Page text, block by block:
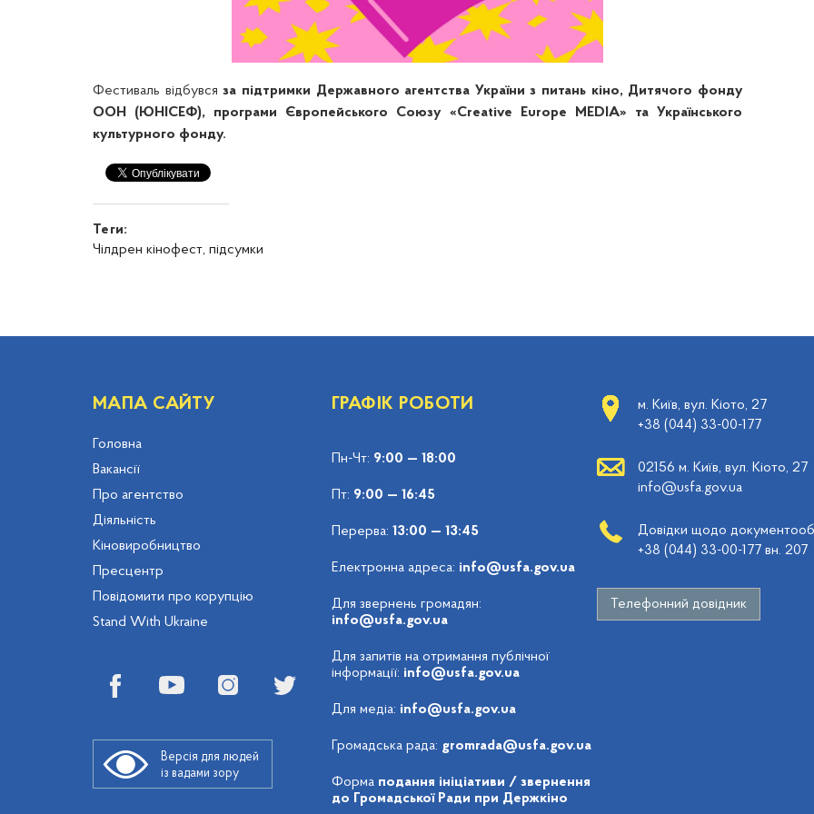
Фестиваль відбувсяза підтримки Державного агентства України з питань кіно, Дитячого фонду
ООН (ЮНІСЕФ), програми Європейського Союзу «Creative Europe MEDIA» та Українського
культурного фонду.
Теги:
Чілдрен кінофест, підсумки
МАПА САЙТУ
Головна
Вакансії
Про агентство
Діяльність
Кіновиробництво
Пресцентр
Повідомити про корупцію
Stand With Ukraine
Версія для людей
із вадами зору
ГРАФІК РОБОТИ
Пн-Чт: 9:00 — 18:00
Пт: 9:00 — 16:45
Перерва: 13:00 — 13:45
Електронна адреса: info@usfa.gov.ua
Для звернень громадян:
info@usfa.gov.ua
Для запитів на отримання публічної
інформації: info@usfa.gov.ua
Для медіа: info@usfa.gov.ua
Громадська рада: gromrada@usfa.gov.ua
Форма подання ініціативи / звернення
до Громадської Ради при Держкіно
м. Київ, вул. Кіото, 27
+38 (044) 33-00-177
02156 м. Київ, вул. Кіото, 27
info@usfa.gov.ua
Довідки щодо
+38 (044) 33-00-177 вн. 207
Телефонний довідник